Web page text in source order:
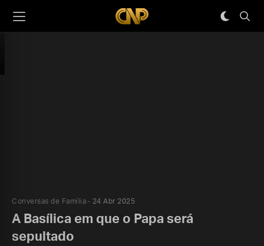
Conversas de Família 24 Abr 2025
A Basílica em que o Papa será
sepultado